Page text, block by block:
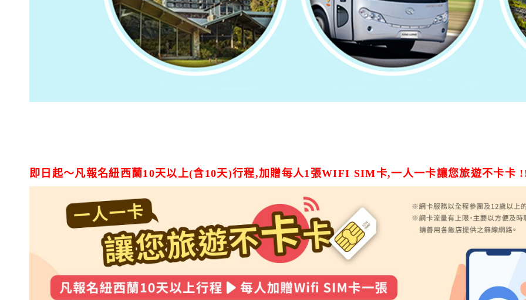
即日起～凡報名紐西蘭10天以上(含10天)行程,加贈每人1張WIFI SIM卡,一人一卡讓您旅遊不卡卡